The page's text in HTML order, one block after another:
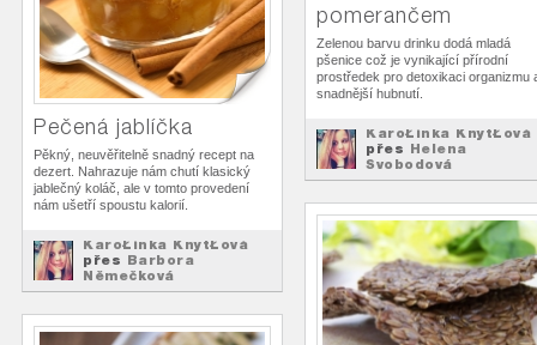
pomerančem
Zelenou barvu drinku dodá mladá
pšenice což je vynikající přírodní
prostředek pro detoxikaci organizmu
snadnější hubnutí.
KaroŁínka KnytŁová
přes Helena
Svobodová
naRecepty
Pečená jablíčka
Pěkný, neuvěřitelně snadný recept na
dezert. Nahrazuje nám chutí klasický
jablečný koláč, ale v tomto provedení
nám ušetří spoustu kalorií.
KaroŁínka KnytŁová
přes Barbora
Němečková
naRecepty